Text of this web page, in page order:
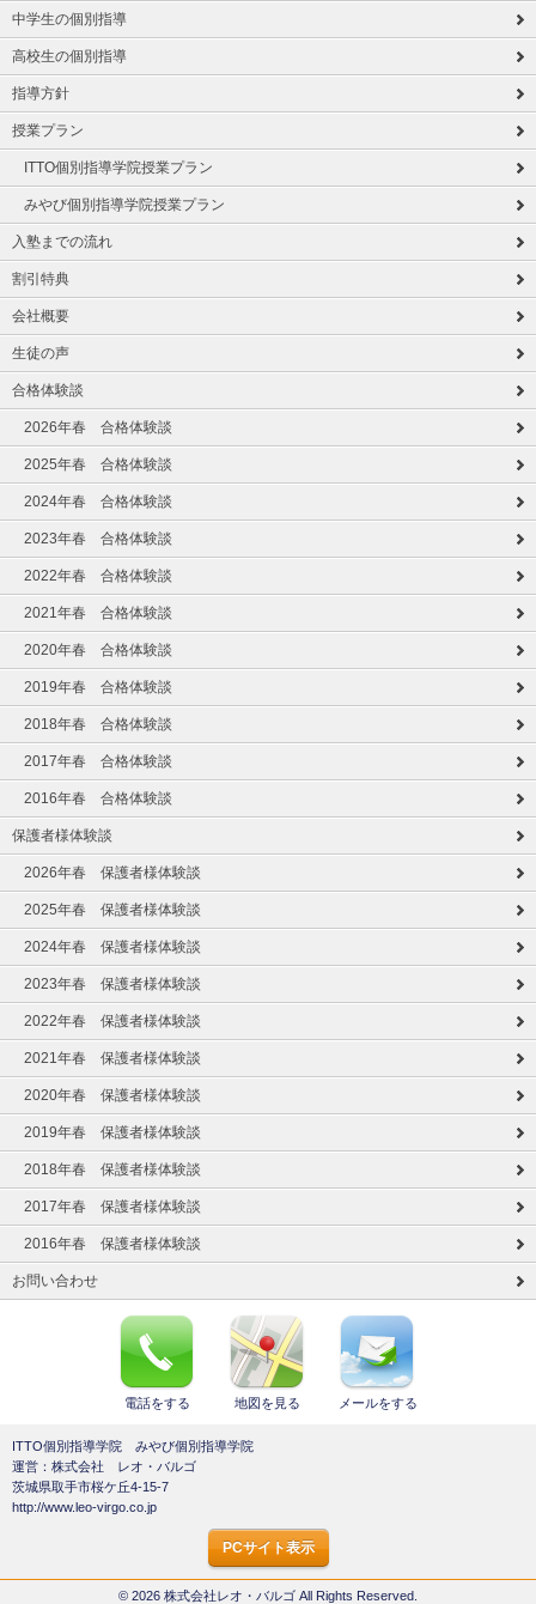
中学生の個別指導
高校生の個別指導
指導方針
授業プラン
ITTO個別指導学院授業プラン
みやび個別指導学院授業プラン
入塾までの流れ
割引特典
会社概要
生徒の声
合格体験談
2026年春 合格体験談
2025年春 合格体験談
2024年春 合格体験談
2023年春 合格体験談
2022年春 合格体験談
2021年春 合格体験談
2020年春 合格体験談
2019年春 合格体験談
2018年春 合格体験談
2017年春 合格体験談
2016年春 合格体験談
保護者様体験談
2026年春 保護者様体験談
2025年春 保護者様体験談
2024年春 保護者様体験談
2023年春 保護者様体験談
2022年春 保護者様体験談
2021年春 保護者様体験談
2020年春 保護者様体験談
2019年春 保護者様体験談
2018年春 保護者様体験談
2017年春 保護者様体験談
2016年春 保護者様体験談
お問い合わせ
電話をする 地図を見る メールをする
ITTO個別指導学院 みやび個別指導学院
運営：株式会社 レオ・バルゴ
茨城県取手市桜ケ丘4-15-7
http://www.leo-virgo.co.jp
PCサイト表示
© 2026 株式会社レオ・バルゴ All Rights Reserved.